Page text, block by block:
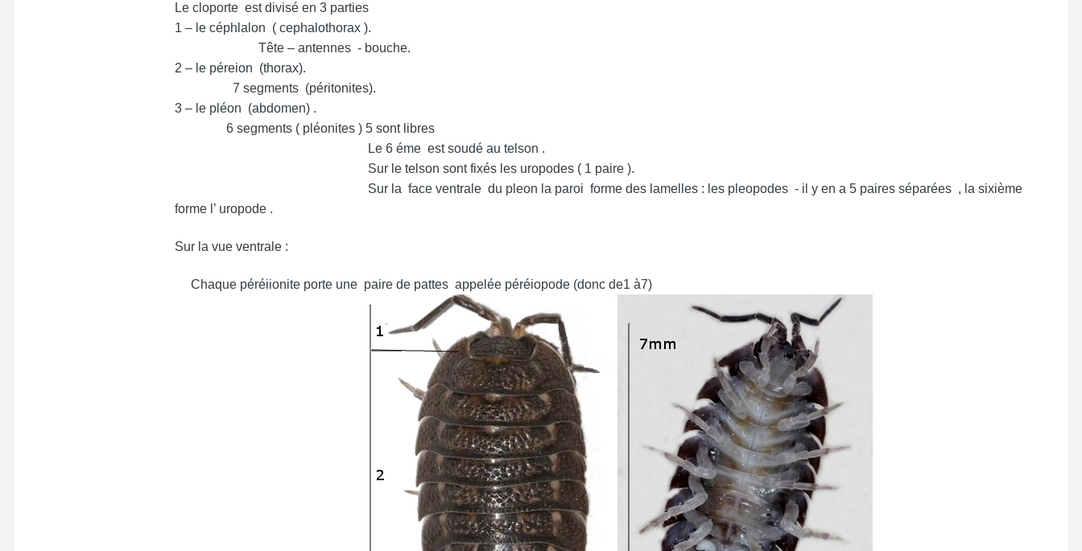
Le cloporte est divisé en 3 parties
1 – le céphlalon ( cephalothorax ).
Tête – antennes - bouche.
2 – le péreion (thorax).
7 segments (péritonites).
3 – le pléon (abdomen) .
6 segments ( pléonites ) 5 sont libres
Le 6 éme est soudé au telson .
Sur le telson sont fixés les uropodes ( 1 paire ).
Sur la face ventrale du pleon la paroi forme des lamelles : les pleopodes - il y en a 5 paires séparées , la sixième
forme l’ uropode .
Sur la vue ventrale :
Chaque péréiionite porte une paire de pattes appelée péréiopode (donc de1 à7)